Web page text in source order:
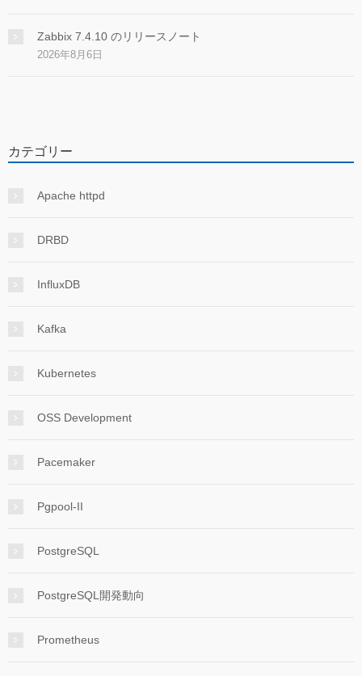
Zabbix 7.4.10 のリリースノート
2026年8月6日
カテゴリー
Apache httpd
DRBD
InfluxDB
Kafka
Kubernetes
OSS Development
Pacemaker
Pgpool-II
PostgreSQL
PostgreSQL開発動向
Prometheus